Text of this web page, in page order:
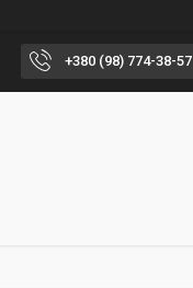
+380 (98) 774-38-57